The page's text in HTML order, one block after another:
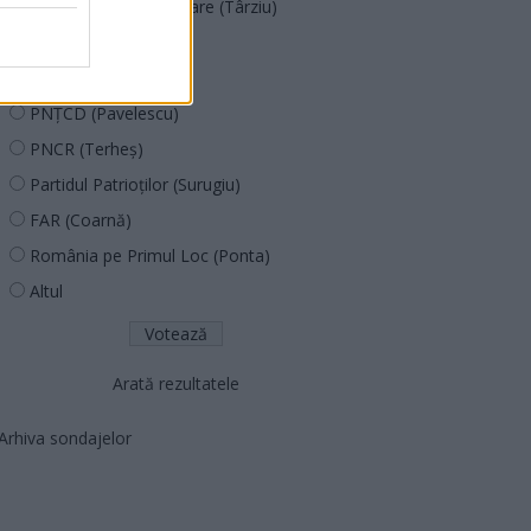
Acțiunea Conservatoare (Târziu)
PNȚCD (Pavelescu)
PNCR (Terheș)
Partidul Patrioților (Surugiu)
FAR (Coarnă)
România pe Primul Loc (Ponta)
Altul
Arată rezultatele
sondajelor